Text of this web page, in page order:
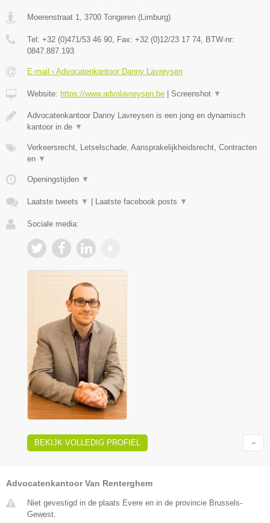
Moerenstraat 1 3700 Tongeren ( Limburg)
Tel: +32 (0)471/53 46 90 , Fax: +32 (0)12/23 17 74 , BTW-nr:
0847.887.193
E-mail › Advocatenkantoor Danny Lavreysen
Website: https://www.advolavreysen.be Screenshot ▼
Advocatenkantoor Danny Lavreysen is een jong en dynamisch
kantoor in de ▼
Verkeersrecht, Letselschade, Aansprakelijkheidsrecht, Contracten
en ▼
Openingstijden ▼
Laatste tweets ▼ Laatste facebook posts ▼
Sociale media:
BEKIJK VOLLEDIG PROFIEL
Advocatenkantoor Van Renterghem
Niet gevestigd in de plaats Evere en in de provincie Brussels-
Gewest.